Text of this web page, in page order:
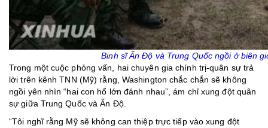
Binh sĩ Ấn Độ và Trung Quốc ngồi ở biên
Trong một cuộc phỏng vấn, hai chuyên gia chính trị-quân sự trả
lời trên kênh TNN (Mỹ) rằng, Washington chắc chắn sẽ không
ngồi yên nhìn “hai con hổ lớn đánh nhau”, ám chỉ xung đột quân
sự giữa Trung Quốc và Ấn Độ.
“Tôi nghĩ rằng Mỹ sẽ không can thiệp trực tiếp vào xung đột